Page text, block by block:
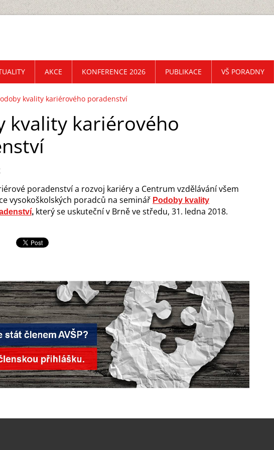
kvality kariérového poradenství
kvality kariérového
poradenství a rozvoj kariéry a Centrum vzdělávání všem
vysokoškolských poradců na seminář Podoby kvality
, který se uskuteční v Brně ve středu, 31. ledna 2018.
AKCE KONFERENCE 2026 PUBLIKACE VŠ PORADNY